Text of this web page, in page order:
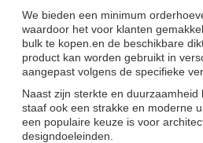
We bieden een minimum
waardoor het voor klanten
bulk te kopen.en de beschikbare
product kan worden gebruikt in
aangepast volgens de specifieke
Naast zijn sterkte en
staaf ook een strakke en moderne
een populaire keuze is voor
designdoeleinden.